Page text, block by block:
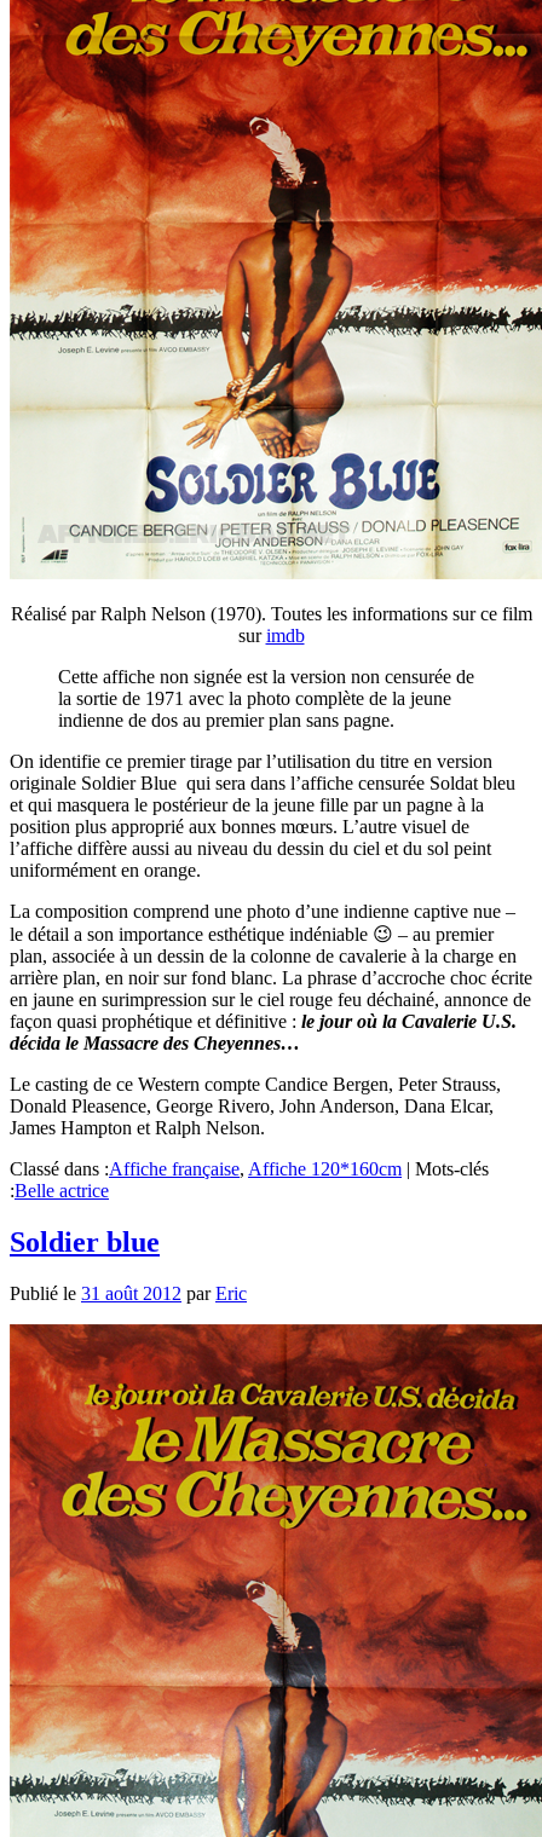
Réalisé par Ralph Nelson (1970). Toutes les informations sur ce film
surimdb
Cette affiche non signée est la version non censurée de
la sortie de 1971 avec la photo complète de la jeune
indienne de dos au premier plan sans pagne.
On identifie ce premier tirage par l’utilisation du titre en version
originale Soldier Blue qui sera dans l’affiche censurée Soldat bleu
et qui masquera le postérieur de la jeune fille par un pagne à la
position plus approprié aux bonnes mœurs. L’autre visuel de
l’affiche diffère aussi au niveau du dessin du ciel et du sol peint
uniformément en orange.
La composition comprend une photo d’une indienne captive nue –
le détail a son importance esthétique indéniable 😉 – au premier
plan, associée à un dessin de la colonne de cavalerie à la charge en
arrière plan, en noir sur fond blanc. La phrase d’accroche choc écrite
en jaune en surimpression sur le ciel rouge feu déchainé, annonce de
façon quasi prophétique et définitive : le jour où la Cavalerie U.S.
décida le Massacre des Cheyennes…
Le casting de ce Western compte Candice Bergen, Peter Strauss,
Donald Pleasence, George Rivero, John Anderson, Dana Elcar,
James Hampton et Ralph Nelson.
Classé dans :Affiche française, Affiche 120*160cm | Mots-clés
:Belle actrice
Soldier blue
Publié le 31 août 2012 parEric